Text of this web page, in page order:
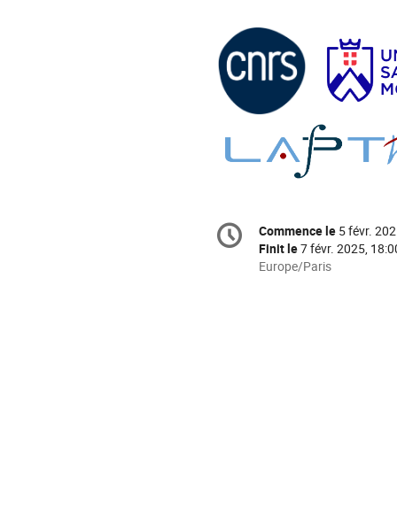
Information
de
Date/Heure
Commence le 5 févr.
Finit le7 févr. 2025,
Toutes
Europe/Paris